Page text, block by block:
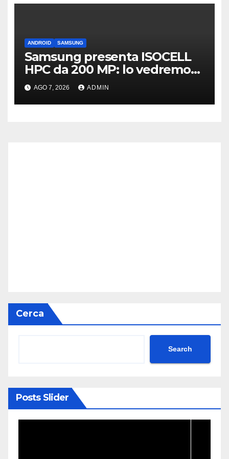
ANDROID SAMSUNG
Samsung presenta ISOCELL
HPC da 200 MP: lo vedremo
sui Galaxy S27?
AGO 7, 2026 ADMIN
Cerca
Search
Posts Slider